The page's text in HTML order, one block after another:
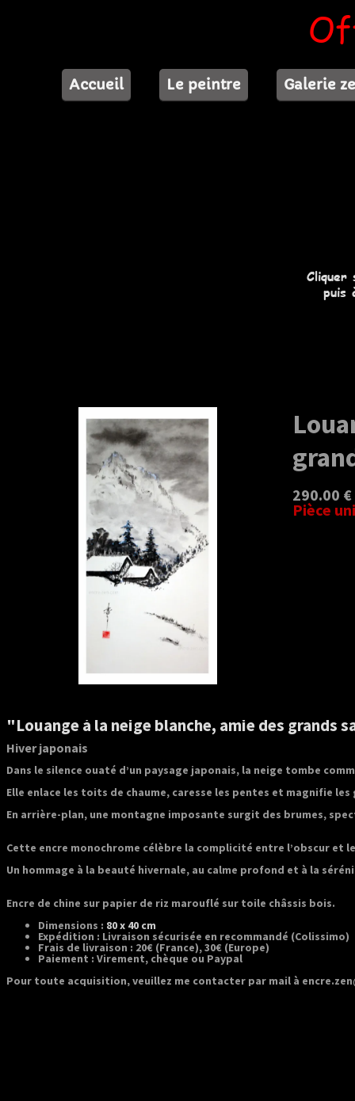
Accueil Le peintre Galerie
Cliquer
puis
290.00 €
Pièce
"Louange à la neige blanche, amie des grands
Hiver japonais
Dans le silence ouaté d’un paysage japonais, la neige tombe
Elle enlace les toits de chaume, caresse les pentes et magnifie
En arrière-plan, une montagne imposante surgit des brumes,
Cette encre monochrome célèbre la complicité entre l’obscur et
Un hommage à la beauté hivernale, au calme profond et à la
Encre de chine sur papier de riz marouflé sur toile châssis bois.
Dimensions : 80 x 40 cm
Expédition : Livraison sécurisée en recommandé (Colissimo)
Frais de livraison : 20€ (France), 30€ (Europe)
Paiement : Virement, chèque ou Paypal
Pour toute acquisition, veuillez me contacter par mail à